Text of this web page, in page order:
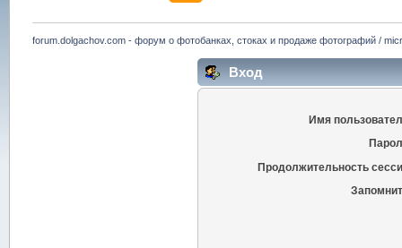
forum.dolgachov.com - форум о фотобанках, стоках и продаже фотографий /
Вход
Имя
Продолжительность